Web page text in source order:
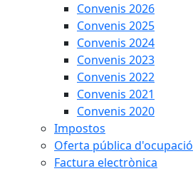
Convenis 2026
Convenis 2025
Convenis 2024
Convenis 2023
Convenis 2022
Convenis 2021
Convenis 2020
Impostos
Oferta pública d'ocupació
Factura electrònica